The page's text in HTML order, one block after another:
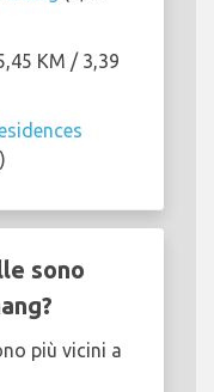
KM / 3,39
sono
più vicini a